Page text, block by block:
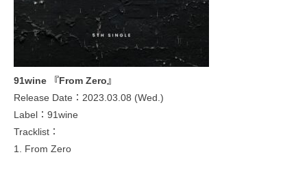
91wine 『From Zero』
Release Date：2023.03.08 (Wed.)
Label：91wine
Tracklist：
1. From Zero